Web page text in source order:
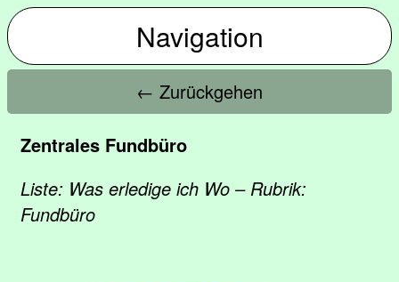
Navigation
← Zurückgehen
Zentrales Fundbüro
Liste: Was erledige ich Wo – Rubrik:
Fundbüro